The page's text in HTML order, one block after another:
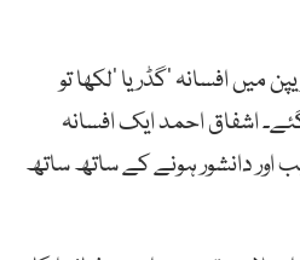
میں افسانہ ’گڈریا ‘لکھا تو
اشفاق احمد ایک افسانہ
اور دانشور ہونے کے ساتھ ساتھ